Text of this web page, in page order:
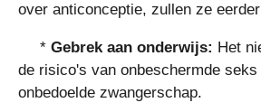
over anticonceptie, zullen ze
* Gebrek aan onderwijs: Het
de risico's van onbeschermde
onbedoelde zwangerschap.